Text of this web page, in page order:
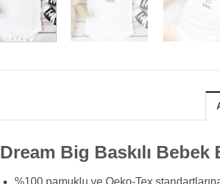
Dream Big Baskılı Bebek
%100 pamuklu ve Oeko-Tex